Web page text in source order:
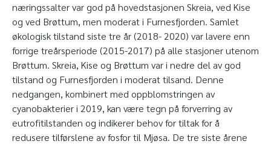
næringssalter var god på hovedstasjonen Skreia, ved Kise
og ved Brøttum, men moderat i Furnesfjorden. Samlet
økologisk tilstand siste tre år (2018- 2020) var lavere enn
forrige treårsperiode (2015-2017) på alle stasjoner utenom
Brøttum. Skreia, Kise og Brøttum var i nedre del av god
tilstand og Furnesfjorden i moderat tilsand. Denne
nedgangen, kombinert med oppblomstringen av
cyanobakterier i 2019, kan være tegn på forverring av
eutrofitilstanden og indikerer behov for tiltak for å
redusere tilførslene av fosfor til Mjøsa. De tre siste årene